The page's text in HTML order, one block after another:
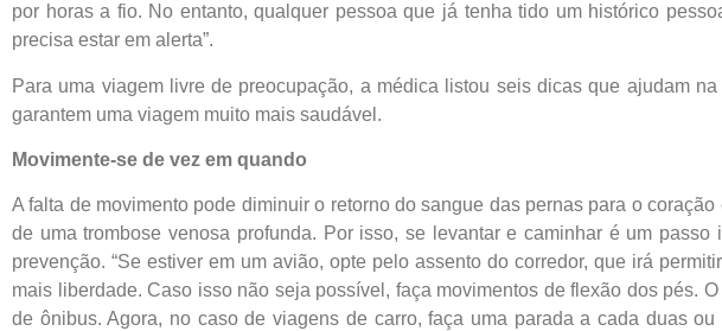
por horas a fio. No entanto, qualquer pessoa que já tenha tido um histórico
precisa estar em alerta”.
Para uma viagem livre de preocupação, a médica listou seis dicas que ajudam
garantem uma viagem muito mais saudável.
Movimente-se de vez em quando
A falta de movimento pode diminuir o retorno do sangue das pernas para o
de uma trombose venosa profunda. Por isso, se levantar e caminhar é um passo
prevenção. “Se estiver em um avião, opte pelo assento do corredor, que irá
mais liberdade. Caso isso não seja possível, faça movimentos de flexão dos pés.
de ônibus. Agora, no caso de viagens de carro, faça uma parada a cada duas